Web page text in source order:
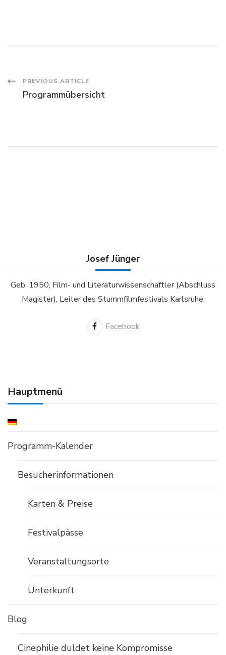
Post
PREVIOUS ARTICLE
Programmübersicht
Josef Jünger
Geb. 1950, Film- und Literaturwissenschaftler (Abschluss
Magister), Leiter des Stummfilmfestivals Karlsruhe.
Hauptmenü
Programm-Kalender
Besucherinformationen
Karten & Preise
Festivalpässe
Veranstaltungsorte
Unterkunft
Blog
Cinephilie duldet keine Kompromisse